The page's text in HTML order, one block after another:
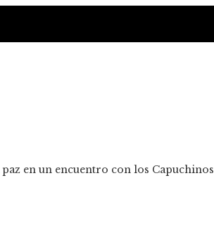
en un encuentro con los Capuchinos